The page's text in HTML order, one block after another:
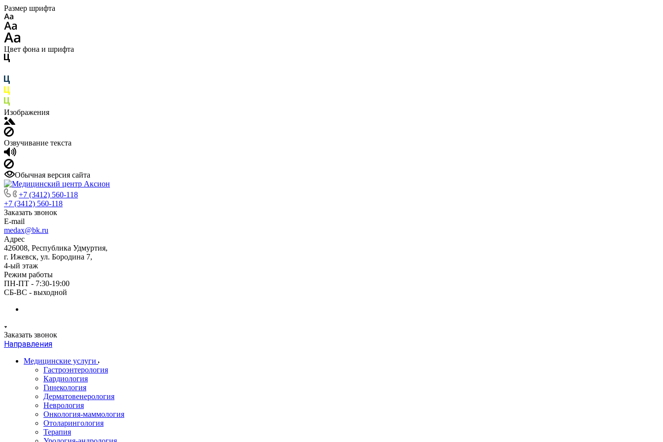
Размер шрифта
Цвет фона и шрифта
Изображения
Озвучивание текста
Обычная версия сайта
+7 (3412) 560-118
+7 (3412) 560-118
Заказать звонок
E-mail
medax@bk.ru
Адрес
426008, Республика Удмуртия,
г. Ижевск, ул. Бородина 7,
4-ый этаж
Режим работы
ПН-ПТ - 7:30-19:00
СБ-ВС - выходной
Заказать звонок
Направления
Медицинские услуги
Гастроэнтерология
Кардиология
Гинекология
Дерматовенерология
Неврология
Онкология-маммология
Отоларингология
Терапия